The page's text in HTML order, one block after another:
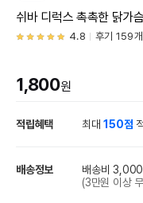
쉬바 디럭스 촉촉한 닭가
4.8 후기 159개
1,800원
적립혜택 최대150점
배송정보 배송비 3,000
(3만원 이상